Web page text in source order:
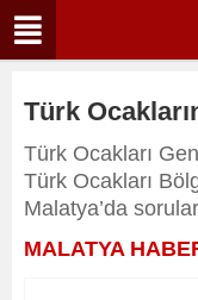
Türk
Türk Ocakları
Türk Ocakları
Malatya’da
MALATYA